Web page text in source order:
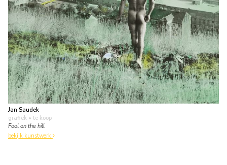
Jan Saudek
grafiek • te koop
Fool on the hill
bekijk kunstwerk